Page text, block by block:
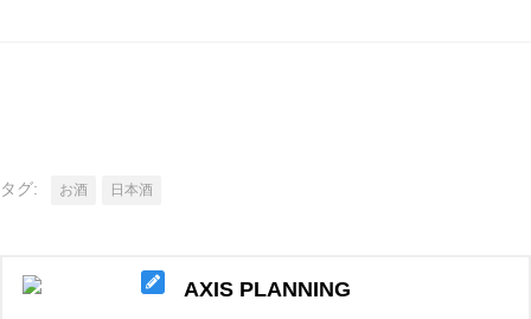
タグ: お酒 日本酒
AXIS PLANNING